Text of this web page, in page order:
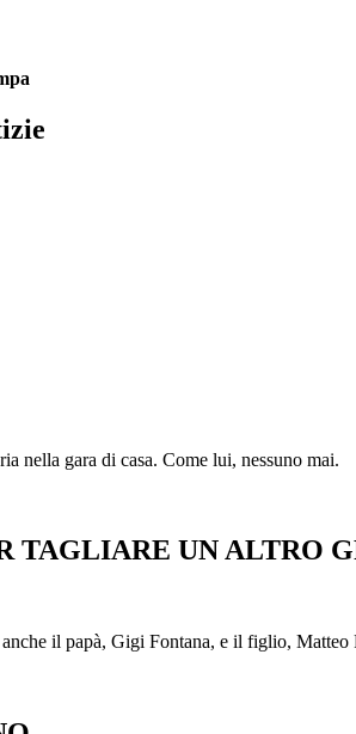
nella gara di casa. Come lui, nessuno mai.
TAGLIARE UN ALTRO
il papà, Gigi Fontana, e il figlio, Matteo